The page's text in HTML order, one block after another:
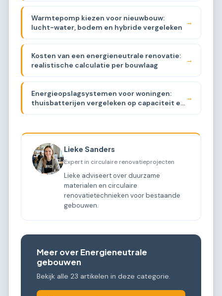
Warmtepomp kiezen voor nieuwbouw:
lucht-water, bodem en hybride vergeleken
→
Kosten van een energieneutrale renovatie:
realistische calculatie per bouwlaag
→
Energieopslagsystemen voor woningen:
thuisbatterijen vergeleken op capaciteit en
→
Lieke Sanders
Expert in circulaire renovatieprojecten
Lieke adviseert over duurzame
materialen en circulaire
renovatietechnieken voor bestaande
gebouwen.
Meer over Energieneutrale
gebouwen
Bekijk alle 23 artikelen in deze categorie.